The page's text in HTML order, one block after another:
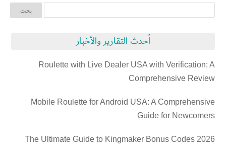
أحدث التقارير والأخبار
Roulette with Live Dealer USA with Verification: A
Comprehensive Review
Mobile Roulette for Android USA: A Comprehensive
Guide for Newcomers
The Ultimate Guide to Kingmaker Bonus Codes 2026